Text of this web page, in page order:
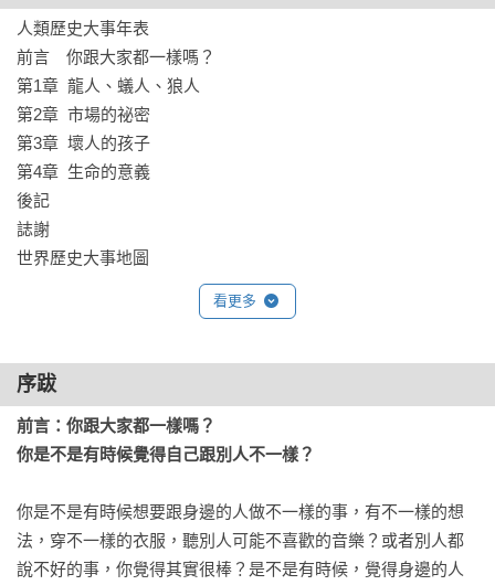
所以不一樣的人和事並不是壞事，而且未來的人類肯定也會和
我們不一樣。
全球暢銷書《人類大歷史》作者哈拉瑞
以獨具特色的寫作風格，為少年讀者量身訂作，《少年讀人類
的故事》和你一起探討：「 為什麼這世界的人與事不會永遠不
變？」
這一次，讓我們跟著哈拉瑞理解人類的多樣性，學習如何彼此
合作、共同生存，理解多元文化、培養思辨能力、建立世界公
人類歷史大事年表
前言　你跟大家都一樣嗎？
第1章  龍人、蟻人、狼人
第2章  市場的祕密
第3章  壞人的孩子
第4章  生命的意義
後記
誌謝
世界歷史大事地圖
看更多
序跋
前言：你跟大家都一樣嗎？
你是不是有時候覺得自己跟別人不一樣？
你是不是有時候想要跟身邊的人做不一樣的事，有不一樣的想
法，穿不一樣的衣服，聽別人可能不喜歡的音樂？或者別人都
說不好的事，你覺得其實很棒？是不是有時候，覺得身邊的人